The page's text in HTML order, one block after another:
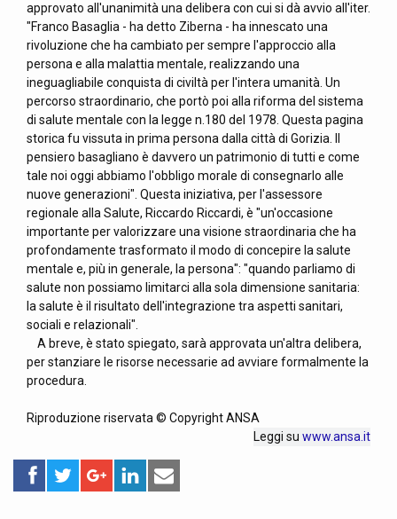
approvato all'unanimità una delibera con cui si dà avvio all'iter.
"Franco Basaglia - ha detto Ziberna - ha innescato una
rivoluzione che ha cambiato per sempre l'approccio alla
persona e alla malattia mentale, realizzando una
ineguagliabile conquista di civiltà per l'intera umanità. Un
percorso straordinario, che portò poi alla riforma del sistema
di salute mentale con la legge n.180 del 1978. Questa pagina
storica fu vissuta in prima persona dalla città di Gorizia. Il
pensiero basagliano è davvero un patrimonio di tutti e come
tale noi oggi abbiamo l'obbligo morale di consegnarlo alle
nuove generazioni". Questa iniziativa, per l'assessore
regionale alla Salute, Riccardo Riccardi, è "un'occasione
importante per valorizzare una visione straordinaria che ha
profondamente trasformato il modo di concepire la salute
mentale e, più in generale, la persona": "quando parliamo di
salute non possiamo limitarci alla sola dimensione sanitaria:
la salute è il risultato dell'integrazione tra aspetti sanitari,
sociali e relazionali".
A breve, è stato spiegato, sarà approvata un'altra delibera,
per stanziare le risorse necessarie ad avviare formalmente la
procedura.
Riproduzione riservata © Copyright ANSA
Leggi su www.ansa.it